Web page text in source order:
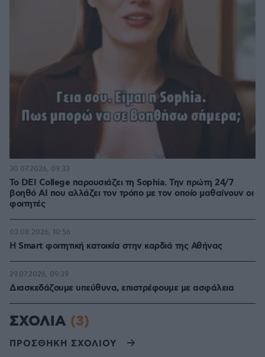
Το DEI College παρουσιάζει τη Sophia. Την πρώτη 24/7
βοηθό AI που αλλάζει τον τρόπο με τον οποίο μαθαίνουν οι
φοιτητές
30.07.2026, 09:33
Η Smart φοιτητική κατοικία στην καρδιά της Αθήνας
03.08.2026, 10:56
Διασκεδάζουμε υπεύθυνα, επιστρέφουμε με ασφάλεια
29.07.2026, 09:39
ΣΧΟΛΙΑ (3)
ΠΡΟΣΘΗΚΗ ΣΧΟΛΙΟΥ